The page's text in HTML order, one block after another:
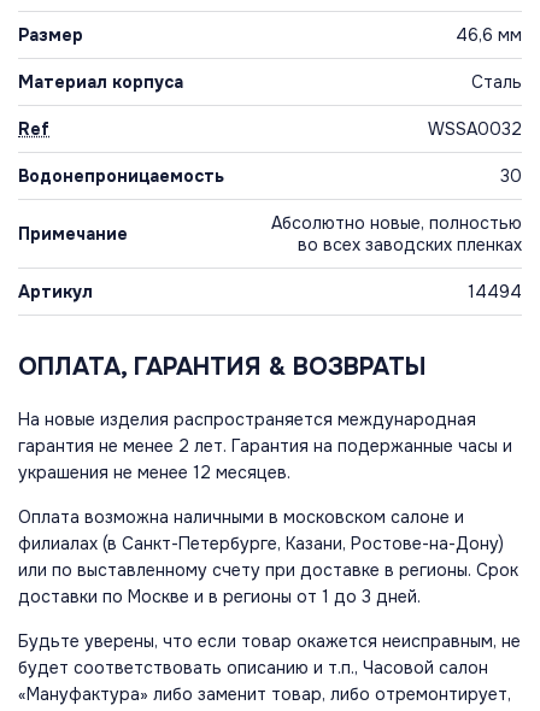
Размер 46,6 мм
Материал корпуса Сталь
Ref WSSA0032
Водонепроницаемость 30
Примечание
Абсолютно новые, полностью
во всех заводских пленках
Артикул 14494
ОПЛАТА, ГАРАНТИЯ & ВОЗВРАТЫ
На новые изделия распространяется международная
гарантия не менее 2 лет. Гарантия на подержанные часы и
украшения не менее 12 месяцев.
Оплата возможна наличными в московском салоне и
филиалах (в Санкт-Петербурге, Казани, Ростове-на-Дону)
или по выставленному счету при доставке в регионы. Срок
доставки по Москве и в регионы от 1 до 3 дней.
Будьте уверены, что если товар окажется неисправным, не
будет соответствовать описанию и т.п., Часовой салон
«Мануфактура» либо заменит товар, либо отремонтирует,